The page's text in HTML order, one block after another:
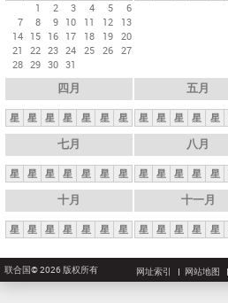
1
2 3 4 5
6
7
8 9 10 11 12
13
14 15 16 17 18 19 20
21
22 23 24 25 26 27
28 29 30 31
四月
星 星 星 星 星 星 星
五月
星 星 星 星 星
七月
星 星 星 星 星 星 星
八月
星 星 星 星 星
十月
星 星 星 星 星 星 星
十一月
星 星 星 星 星
联合国© 2026 版权所有 网址索引 网站地图